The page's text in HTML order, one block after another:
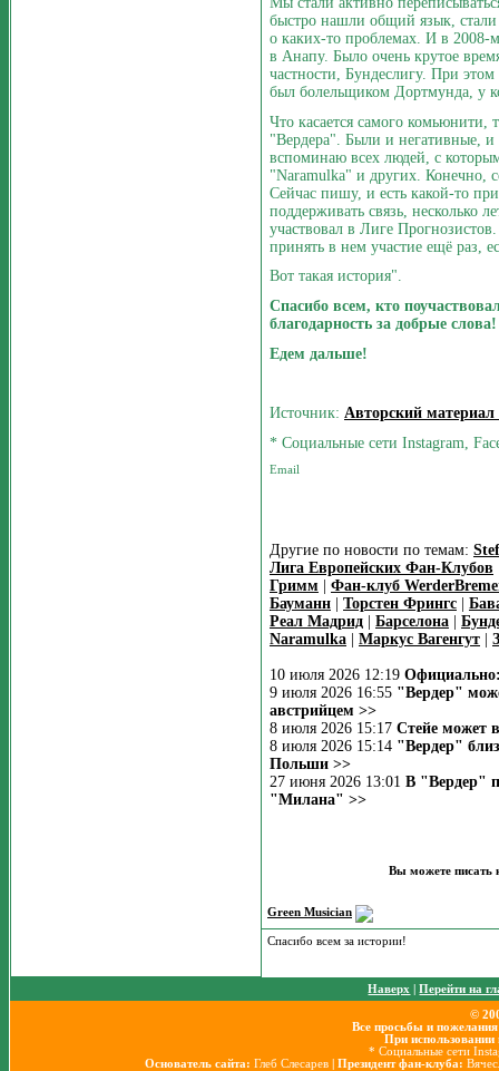
быстро нашли общий язык,
о каких-то проблемах. И в
в Анапу. Было очень крутое
частности, Бундеслигу. При
был болельщиком Дортмунда, у
Что касается самого комьюнити,
"Вердера". Были и негативные,
вспоминаю всех людей, с
"Naramulka" и других. Конечно,
Сейчас пишу, и есть какой-то
поддерживать связь, несколько
участвовал в Лиге
принять в нем участие ещё раз,
Вот такая история".
Спасибо всем, кто
благодарность за добрые слова!
Едем дальше!
Источник: Авторский
* Социальные сети Instagram,
Другие по новости по темам:
Лига Европейских Фан-Клубов
Гримм | Фан-клуб
Бауманн | Торстен Фрингс |
Реал Мадрид | Барселона |
Naramulka | Маркус Вагенгут |
10 июля 2026 12:19
9 июля 2026 16:55 "Вердер"
австрийцем >>
8 июля 2026 15:17 Стейе может
8 июля 2026 15:14 "Вердер"
Польши >>
27 июня 2026 13:01 В "Вердер"
"Милана" >>
Вы можете писать
Green Musician
Спасибо всем за истории!
Наверх |Перейти на
©
Все просьбы и
При использовании
* Социальные сети
Основатель сайта: Глеб Слесарев | Президент фан-клуба: